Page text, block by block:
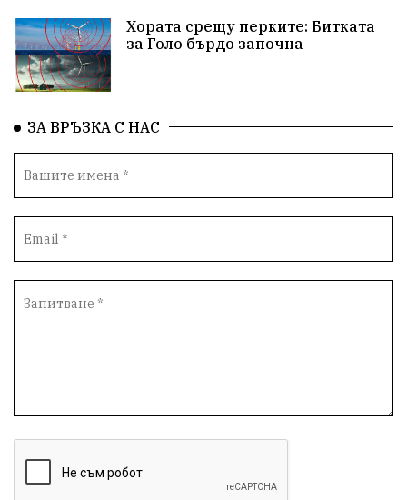
Хората срещу перките: Битката
за Голо бърдо започна
ЗА ВРЪЗКА С НАС